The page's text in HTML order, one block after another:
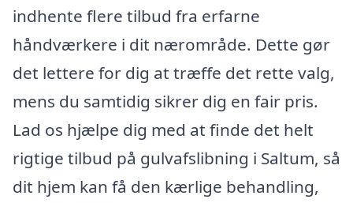
indhente flere tilbud fra erfarne
håndværkere i dit nærområde. Dette gør
det lettere for dig at træffe det rette valg,
mens du samtidig sikrer dig en fair pris.
Lad os hjælpe dig med at finde det helt
rigtige tilbud på gulvafslibning i Saltum, så
dit hjem kan få den kærlige behandling,